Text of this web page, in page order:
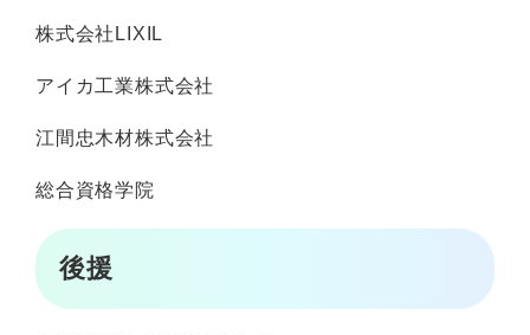
株式会社LIXIL
アイカ工業株式会社
江間忠木材株式会社
総合資格学院
後援